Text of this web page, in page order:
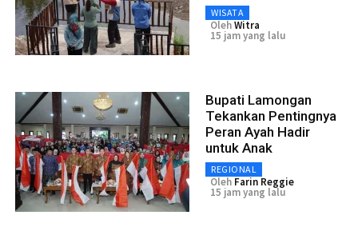
WISATA
OlehWitra
15 jam yang lalu
Bupati Lamongan
Tekankan Pentingnya
Peran Ayah Hadir
untuk Anak
REGIONAL
Oleh Farin Reggie
15 jam yang lalu